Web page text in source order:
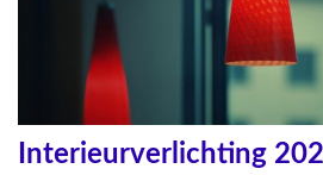
Interieurverlichting